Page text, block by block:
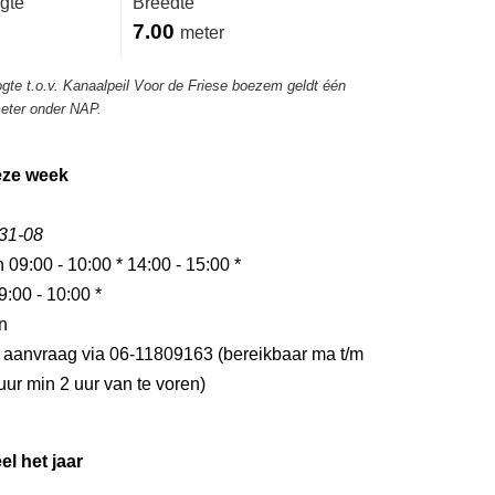
7.00 meter
t.o.v. Kanaalpeil Voor de Friese boezem geldt één
onder NAP.
week
08
09:00 - 10:00 * 14:00 - 15:00 *
- 10:00 *
via 06-11809163 (bereikbaar ma t/m
min 2 uur van te voren)
het jaar